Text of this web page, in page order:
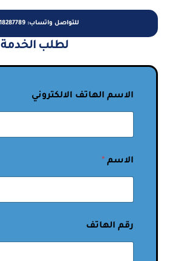
للتواصل واتساب: 01018287789
لطلب الخدمة
الاسم الهاتف الالكتروني
الاسم *
رقم الهاتف